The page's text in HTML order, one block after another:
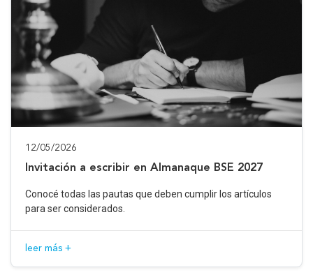
12/05/2026
Invitación a escribir en Almanaque BSE 2027
Conocé todas las pautas que deben cumplir los artículos
para ser considerados.
leer más +